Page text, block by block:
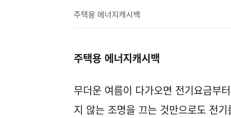
주택용 에너지캐시백
주택용 에너지캐시백
무더운 여름이 다가오면 전기요금부
지 않는 조명을 끄는 것만으로도 전